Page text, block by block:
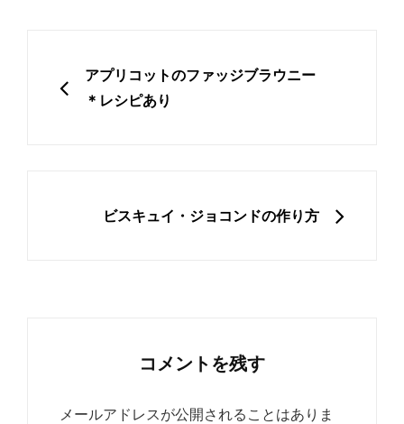
PREVIOUS
アプリコットのファッジブラウニー
＊レシピあり
NEXTビスキュイ・ジョコンドの作り方
コメントを残す
メールアドレスが公開されることはありま